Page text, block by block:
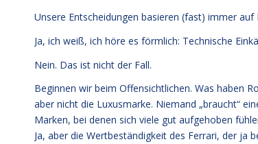
Unsere Entscheidungen basieren (fast) immer
Ja, ich weiß, ich höre es förmlich: Technische
Nein. Das ist nicht der Fall.
Beginnen wir beim Offensichtlichen. Was haben
aber nicht die Luxusmarke. Niemand „braucht“
Marken, bei denen sich viele gut aufgehoben
Ja, aber die Wertbeständigkeit des Ferrari, der ja